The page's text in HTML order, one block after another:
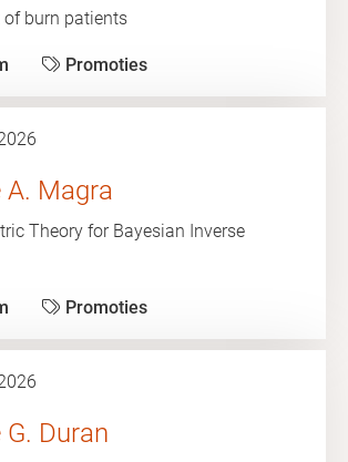
burn patients
Promoties
A. Magra
Theory for Bayesian Inverse
Promoties
Duran